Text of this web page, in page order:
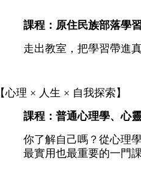
課程：原住民族部落學
走出教室，把學習帶進
【心理 × 人生 × 自我探索】
課程：普通心理學、心
你了解自己嗎？從心理
最實用也最重要的一門課